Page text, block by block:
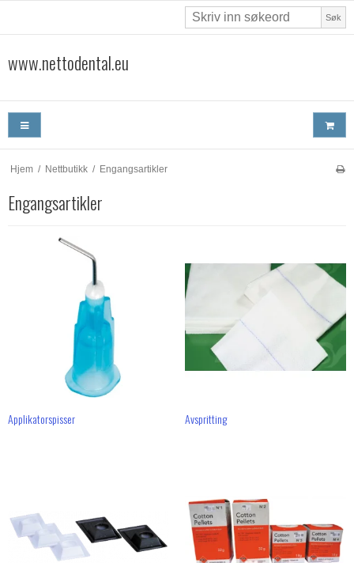
Søk
www.nettodental.eu
Hjem / Nettbutikk / Engangsartikler
Engangsartikler
Applikatorspisser Avspritting